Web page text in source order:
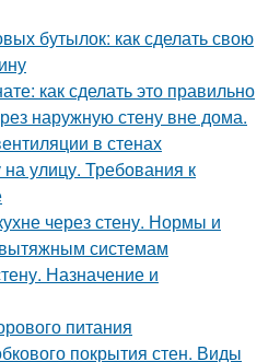
бутылок: как сделать свою
как сделать это правильно
наружную стену вне дома.
в стенах
улицу. Требования к
через стену. Нормы и
системам
Назначение и
питания
покрытия стен. Виды